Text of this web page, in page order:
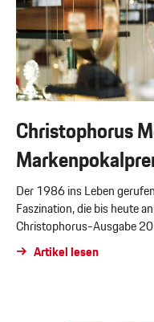
Christophorus
Der 1986 ins Leben
Faszination, die bis heute
Christophorus-Ausgabe
Artikel lesen